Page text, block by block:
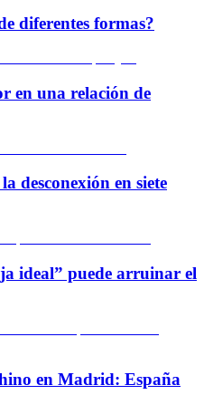
diferentes formas?
en una relación de
desconexión en siete
ideal” puede arruinar el
en Madrid: España